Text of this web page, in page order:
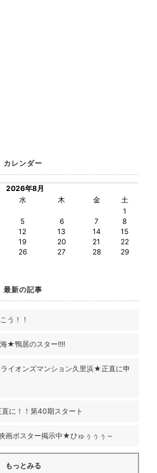
カレンダー
2026年8月
水 木 金
土
1
5 6 7
8
12 13 14
15
19 20 21
22
26 27 28
29
最新の記事
う！！
★鴨居のスター!!!!
イオンズマンション久里浜★正直に申
に！！第40期スタート
ポスター掲示中★ひゅぅぅぅ～
もっとみる